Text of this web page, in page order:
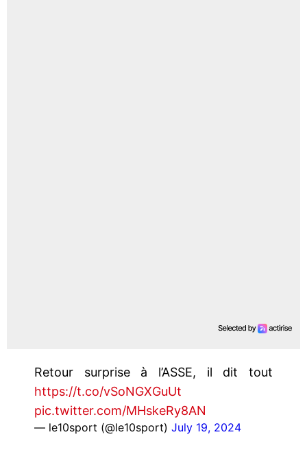
Retour surprise à l’ASSE, il dit tout
https://t.co/vSoNGXGuUt
pic.twitter.com/MHskeRy8AN
— le10sport (@le10sport) July 19, 2024